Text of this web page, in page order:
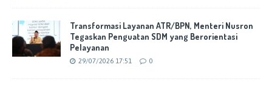
Transformasi Layanan ATR/BPN, Menteri Nusron
Tegaskan Penguatan SDM yang Berorientasi
Pelayanan
29/07/2026 17:51 0